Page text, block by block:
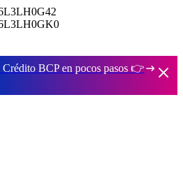
BCP en pocos pasos 👉